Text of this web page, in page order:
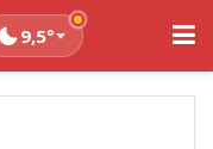
9,5°